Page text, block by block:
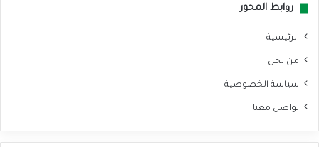
روابط المحور
الرئيسية
من نحن
سياسة الخصوصية
تواصل معنا